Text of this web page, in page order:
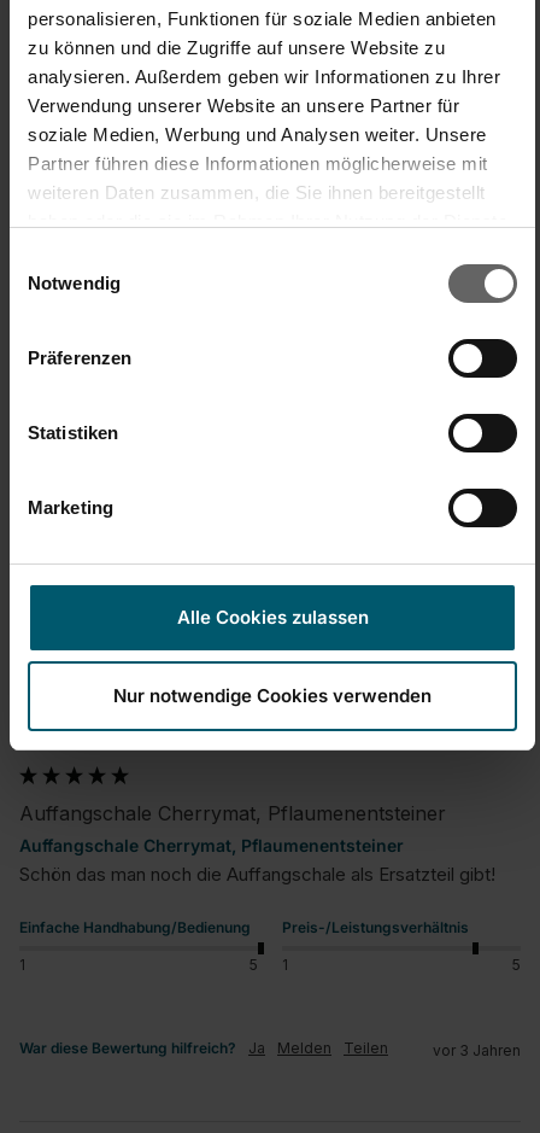
personalisieren, Funktionen für soziale Medien anbieten
zu können und die Zugriffe auf unsere Website zu
analysieren. Außerdem geben wir Informationen zu Ihrer
Verwendung unserer Website an unsere Partner für
soziale Medien, Werbung und Analysen weiter. Unsere
Partner führen diese Informationen möglicherweise mit
weiteren Daten zusammen, die Sie ihnen bereitgestellt
Cookies, wenn Sie unsere Webseite weiterhin nutzen.
Notwendig
Präferenzen
Statistiken
Marketing
Alle Cookies zulassen
Nur notwendige Cookies verwenden
Verified Customer
Greta
Schnelle, korrekte, gut verpackte Lieferung!
Auffangschale Cherrymat, Pflaumenentsteiner
Prima, dass es bei Leifheit auch Ersatzteile gibt!
Einfache Handhabung/Bedienung Preis-/Leistungsverhältnis
quality d'produit
Verified Customer
GeoStad
Auffangschale Cherrymat, Pflaumenentsteiner
Auffangschale Cherrymat, Pflaumenentsteiner
Schön das man noch die Auffangschale als Ersatzteil gibt!
Einfache Handhabung/Bedienung
1 5
Preis-/Leistungsverhältnis
1 5
War diese Bewertung hilfreich? Ja Melden Teilen vor 3 Jahren